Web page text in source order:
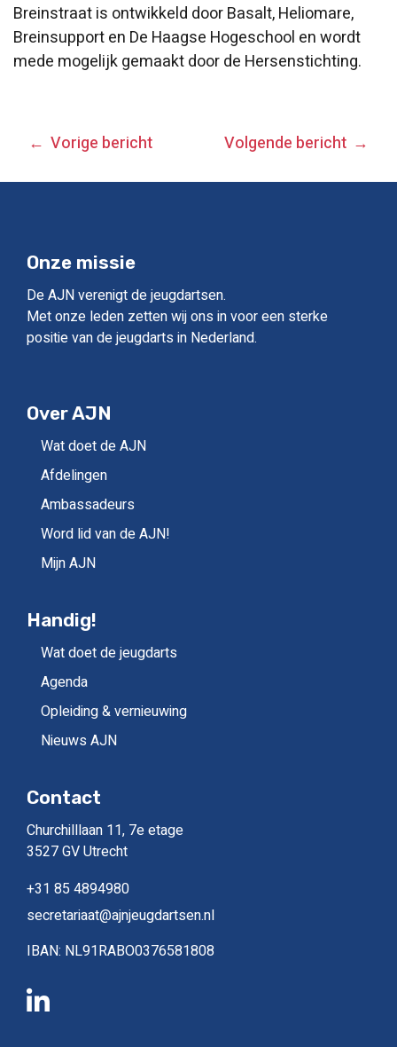
Breinstraat is ontwikkeld door Basalt, Heliomare,
Breinsupport en De Haagse Hogeschool en wordt
mede mogelijk gemaakt door de Hersenstichting.
BERICHT
NAVIGATIE
Vorige bericht Volgende bericht
Onze missie
De AJN verenigt de jeugdartsen.
Met onze leden zetten wij ons in voor een sterke
positie van de jeugdarts in Nederland.
Over AJN
Wat doet de AJN
Afdelingen
Ambassadeurs
Word lid van de AJN!
Mijn AJN
Handig!
Wat doet de jeugdarts
Agenda
Opleiding & vernieuwing
Nieuws AJN
Contact
Churchilllaan 11, 7e etage
3527 GV Utrecht
+31 85 4894980
secretariaat@ajnjeugdartsen.nl
IBAN: NL91RABO0376581808